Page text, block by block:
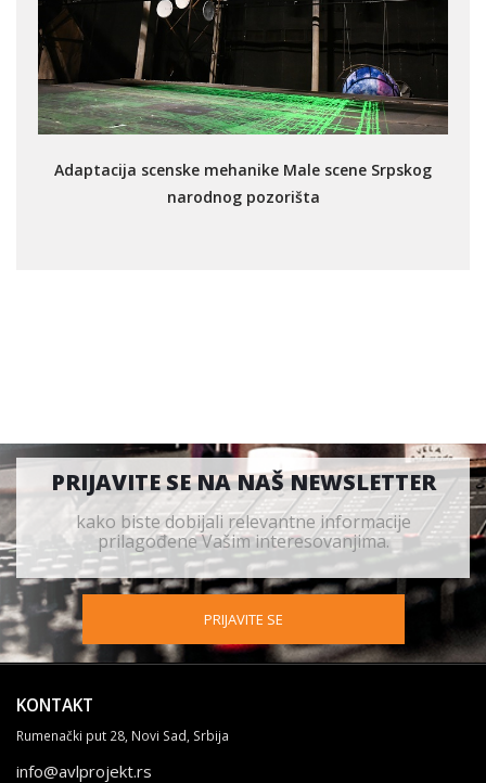
Adaptacija scenske mehanike Male scene Srpskog
narodnog pozorišta
PRIJAVITE SE NA NAŠ NEWSLETTER
kako biste dobijali relevantne informacije
prilagođene Vašim interesovanjima.
PRIJAVITE SE
KONTAKT
Rumenački put 28, Novi Sad, Srbija
info@avlprojekt.rs